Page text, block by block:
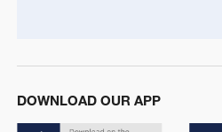
DOWNLOAD OUR APP